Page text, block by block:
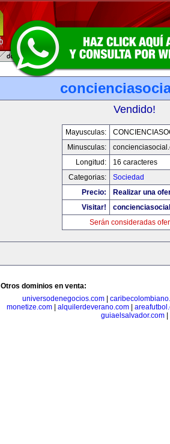
Vendido!
Mayusculas:
Minusculas:
Longitud:
16 caracteres
Categorias:
Sociedad
Precio:
Realizar una
Visitar!
Serán consideradas
Otros dominios en venta:
universodenegocios.com|
monetize.com| alquilerdeverano.com|
guiaelsalvador.com